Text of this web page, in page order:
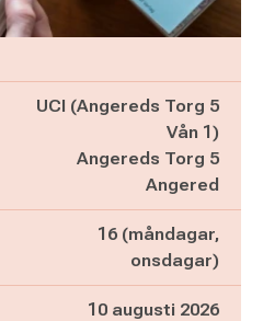
UCI (Angereds Torg 5
Vån 1)
Angereds Torg 5
Angered
16 (måndagar,
onsdagar)
10 augusti 2026